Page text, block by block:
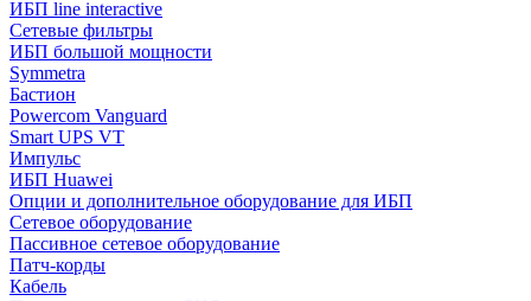
ИБП linе interactive
Сетевые фильтры
ИБП большой мощности
Symmetra
Бастион
Powercom Vanguard
Smart UPS VT
Импульс
ИБП Huawei
Опции и дополнительное оборудование для ИБП
Сетевое оборудование
Пассивное сетевое оборудование
Патч-корды
Кабель